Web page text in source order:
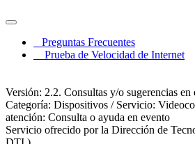
Preguntas Frecuentes
Prueba de Velocidad de Internet
Versión: 2.2. Consultas y/o sugerencias en
Categoría: Dispositivos / Servicio:
atención: Consulta o ayuda en evento
Servicio ofrecido por la Dirección de